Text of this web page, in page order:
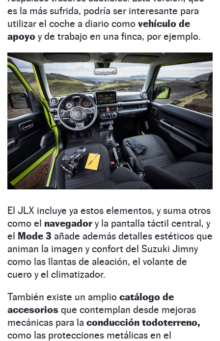
es la más sufrida, podría ser interesante para
utilizar el coche a diario como vehículo de
apoyo y de trabajo en una finca, por ejemplo.
El JLX incluye ya estos elementos, y suma otros
como el navegadory la pantalla táctil central, y
el Mode 3 añade además detalles estéticos que
animan la imagen y confort del Suzuki Jimny
como las llantas de aleación, el volante de
cuero y el climatizador.
También existe un amplio catálogo de
accesorios que contemplan desde mejoras
mecánicas para la conducción todoterreno,
como las protecciones metálicas en el